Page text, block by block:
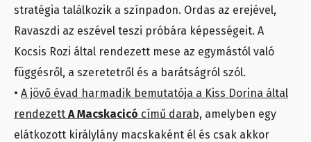
stratégia találkozik a színpadon. Ordas az erejével,
Ravaszdi az eszével teszi próbára képességeit. A
Kocsis Rozi által rendezett mese az egymástól való
függésről, a szeretetről és a barátságról szól.
• A jövő évad harmadik bemutatója a Kiss Dorina által
rendezett A Macskacicó című darab, amelyben egy
elátkozott királylány macskaként él és csak akkor